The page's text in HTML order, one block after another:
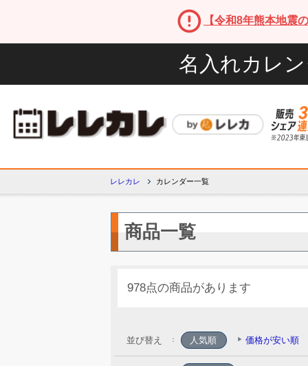
【令和8年熊本地震
名入れカレ
レレカレ カレンダー一覧
商品一覧
978点の商品があります
並び替え ： 人気順 価格が安い順